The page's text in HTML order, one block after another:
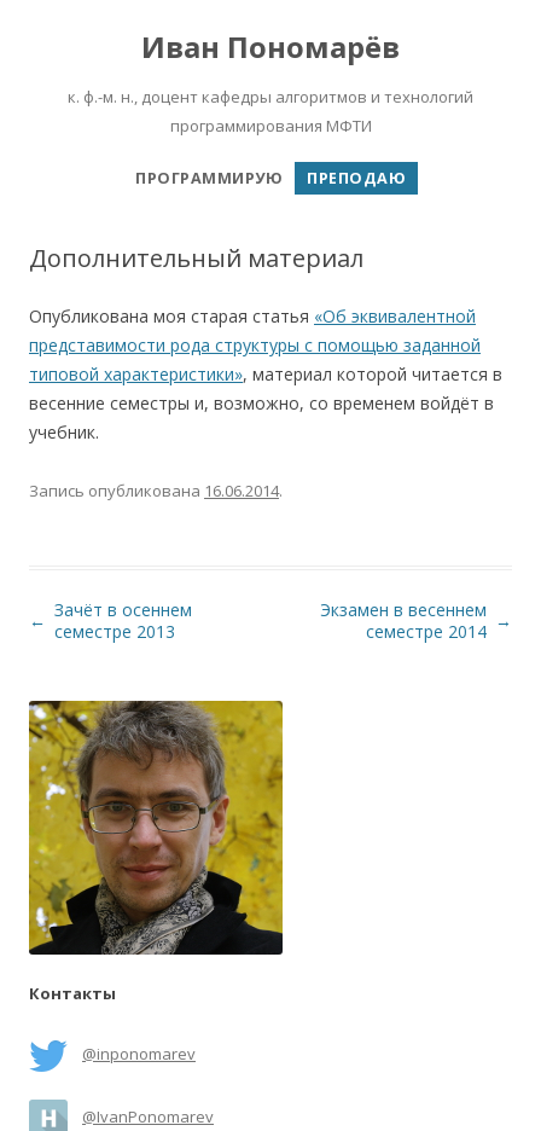
Иван Пономарёв
к. ф.-м. н., доцент кафедры алгоритмов и технологий
программирования МФТИ
Перейти к содержимому
ПРОГРАММИРУЮ ПРЕПОДАЮ
Дополнительный материал
Опубликована моя старая статья «Об эквивалентной
представимости рода структуры с помощью заданной
типовой характеристики», материал которой читается в
весенние семестры и, возможно, со временем войдёт в
учебник.
Запись опубликована 16.06.2014.
Навигация по записям
← Зачёт в осеннем
семестре 2013
Экзамен в весеннем
семестре 2014 →
Контакты
@inponomarev
@IvanPonomarev